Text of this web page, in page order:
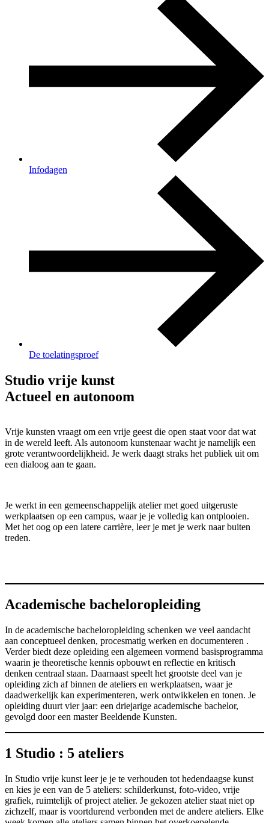
Infodagen
De toelatingsproef
Studio vrije kunst
Actueel en autonoom
Vrije kunsten vraagt om een vrije geest die open staat voor dat wat
in de wereld leeft. Als autonoom kunstenaar wacht je namelijk een
grote verantwoordelijkheid. Je werk daagt straks het publiek uit om
een dialoog aan te gaan.
Je werkt in een gemeenschappelijk atelier met goed uitgeruste
werkplaatsen op een campus, waar je je volledig kan ontplooien.
Met het oog op een latere carrière, leer je met je werk naar buiten
treden.
Academische bacheloropleiding
In de academische bacheloropleiding schenken we veel aandacht
aan conceptueel denken, procesmatig werken en documenteren .
Verder biedt deze opleiding een algemeen vormend basisprogramma
waarin je theoretische kennis opbouwt en reflectie en kritisch
denken centraal staan. Daarnaast speelt het grootste deel van je
opleiding zich af binnen de ateliers en werkplaatsen, waar je
daadwerkelijk kan experimenteren, werk ontwikkelen en tonen. Je
opleiding duurt vier jaar: een driejarige academische bachelor,
gevolgd door een master Beeldende Kunsten.
1 Studio : 5 ateliers
In Studio vrije kunst leer je je te verhouden tot hedendaagse kunst
en kies je een van de 5 ateliers: schilderkunst, foto-video, vrije
grafiek, ruimtelijk of project atelier. Je gekozen atelier staat niet op
zichzelf, maar is voortdurend verbonden met de andere ateliers. Elke